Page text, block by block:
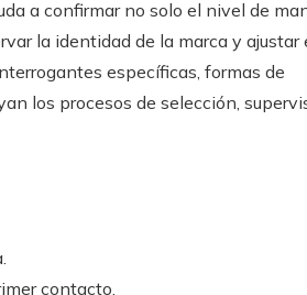
a confirmar no solo el nivel de
la identidad de la marca y ajustar
específicas, formas de
los procesos de selección,
contacto.